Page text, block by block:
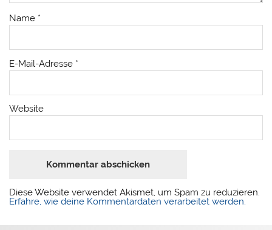
Name *
E-Mail-Adresse *
Website
Diese Website verwendet Akismet, um Spam zu reduzieren.
Erfahre, wie deine Kommentardaten verarbeitet werden.